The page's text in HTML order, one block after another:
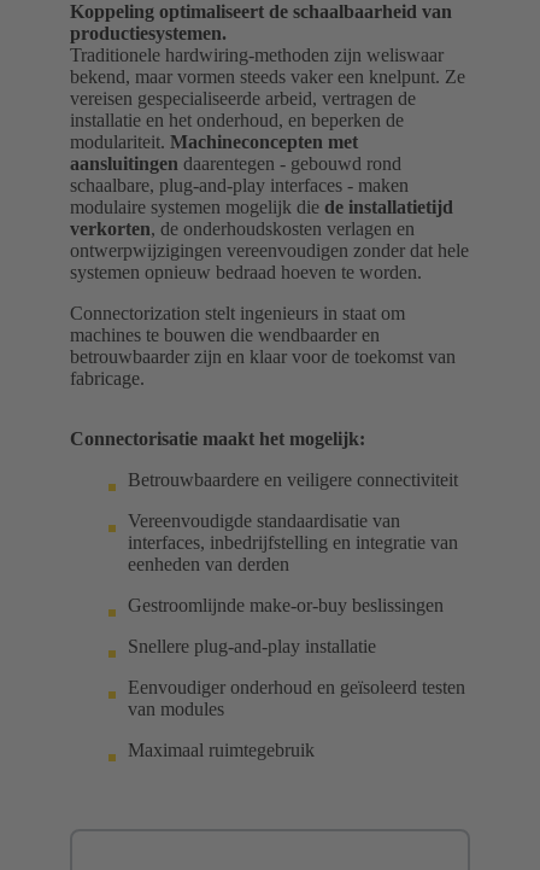
Koppeling optimaliseert de schaalbaarheid van
productiesystemen.
Traditionele hardwiring-methoden zijn weliswaar
bekend, maar vormen steeds vaker een knelpunt. Ze
vereisen gespecialiseerde arbeid, vertragen de
installatie en het onderhoud, en beperken de
modulariteit. Machineconcepten met
aansluitingen daarentegen - gebouwd rond
schaalbare, plug-and-play interfaces - maken
modulaire systemen mogelijk die de installatietijd
verkorten, de onderhoudskosten verlagen en
ontwerpwijzigingen vereenvoudigen zonder dat hele
systemen opnieuw bedraad hoeven te worden.
Connectorization stelt ingenieurs in staat om
machines te bouwen die wendbaarder en
betrouwbaarder zijn en klaar voor de toekomst van
fabricage.
Connectorisatie maakt het mogelijk:
Betrouwbaardere en veiligere connectiviteit
Vereenvoudigde standaardisatie van
interfaces, inbedrijfstelling en integratie van
eenheden van derden
Gestroomlijnde make-or-buy beslissingen
Snellere plug-and-play installatie
Eenvoudiger onderhoud en geïsoleerd testen
van modules
Maximaal ruimtegebruik